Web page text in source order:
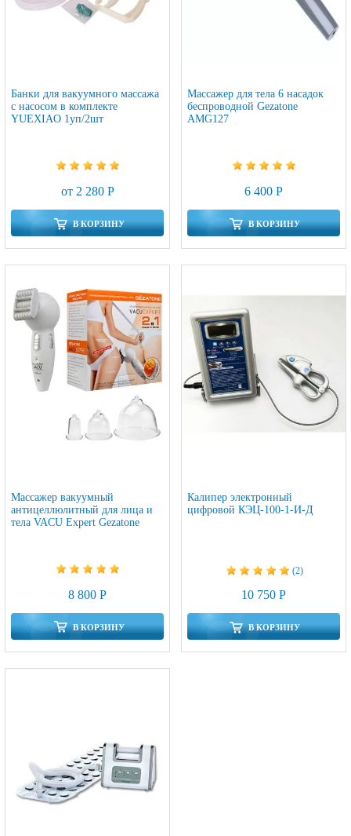
Банки для вакуумного массажа
с насосом в комплекте
YUEXIAO 1уп/2шт
от 2 280 Р
В КОРЗИНУ
Массажер для тела 6 насадок
беспроводной Gezatone
AMG127
6 400 Р
В КОРЗИНУ
Массажер вакуумный
антицеллюлитный для лица и
тела VACU Expert Gezatone
8 800 Р
В КОРЗИНУ
Калипер электронный
цифровой КЭЦ-100-1-И-Д
(2)
10 750 Р
В КОРЗИНУ